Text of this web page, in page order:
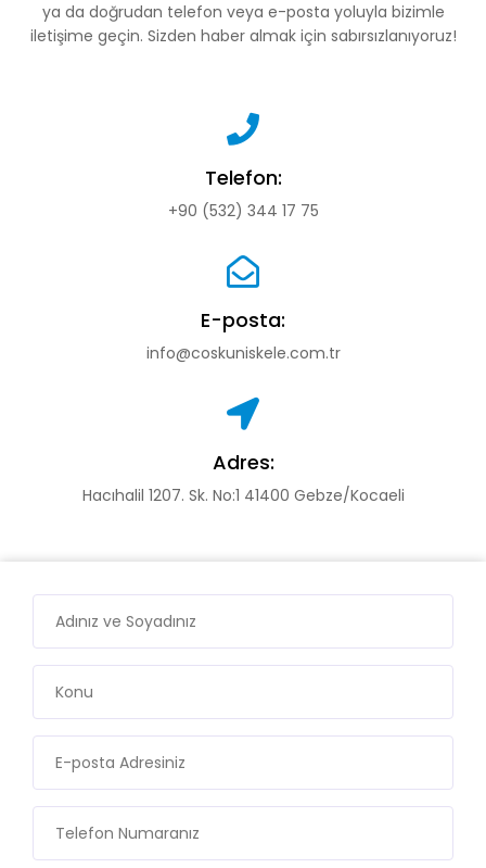
ya da doğrudan telefon veya e-posta yoluyla bizimle
iletişime geçin. Sizden haber almak için sabırsızlanıyoruz!
Telefon:
+90 (532) 344 17 75
E-posta:
info@coskuniskele.com.tr
Adres:
Hacıhalil 1207. Sk. No:1 41400 Gebze/Kocaeli